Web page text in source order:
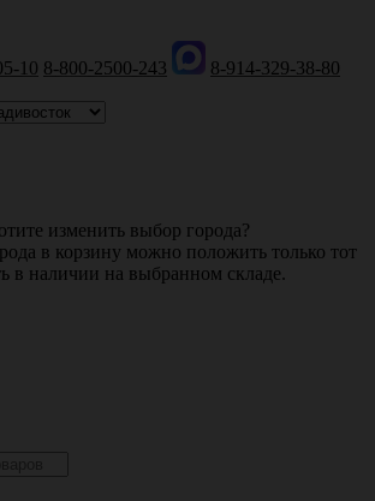
10 8-800-2500-243
8-914-329-38-80
изменить выбор города?
в корзину можно положить только тот
в наличии на выбранном складе.